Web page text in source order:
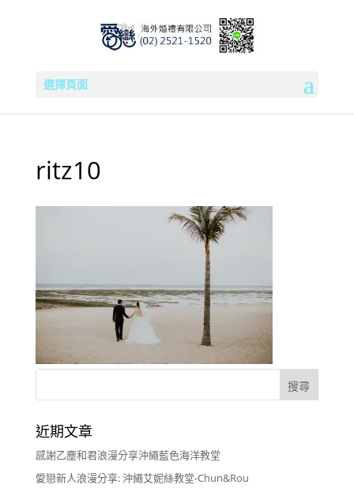
選擇頁面
ritz10
近期文章
感謝乙塵和君浪漫分享沖繩藍色海洋教堂
愛戀新人浪漫分享: 沖繩艾妮絲教堂-Chun&Rou